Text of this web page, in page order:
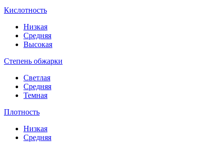
Кислотность
Низкая
Средняя
Высокая
Степень обжарки
Светлая
Средняя
Темная
Плотность
Низкая
Средняя